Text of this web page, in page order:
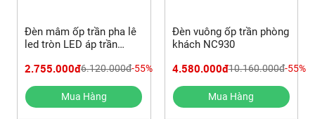
Đèn mâm ốp trần pha lê
led tròn LED áp trần
2.755.000đ6.120.000đ-55%
Mua Hàng
Đèn vuông ốp trần phòng
khách NC930
4.580.000đ10.160.000đ-55%
Mua Hàng